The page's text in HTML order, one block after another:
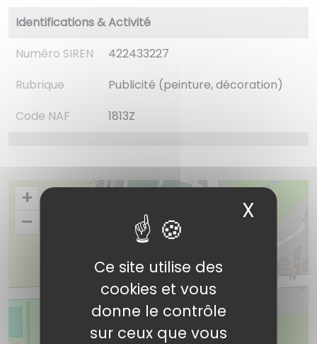
Ce site utilise des
cookies et vous
donne le contrôle
sur ceux que vous
X
Identifications & Activité
Numéro SIREN
422433227
Rubrique
Publicité (peinture, décoration)
Code NAF
1813Z
Enseignes Decopub39
+
–